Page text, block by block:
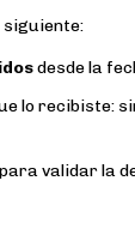
siguiente:
desde la
lo recibiste:
validar la